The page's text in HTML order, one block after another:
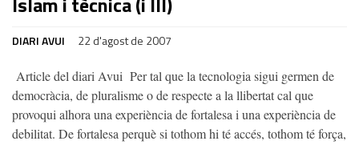
DIARI AVUI 22 d'agost de 2007
Article del diari Avui Per tal que la tecnologia sigui germen de
democràcia, de pluralisme o de respecte a la llibertat cal que
provoqui alhora una experiència de fortalesa i una experiència de
debilitat. De fortalesa perquè si tothom hi té accés, tothom té força,